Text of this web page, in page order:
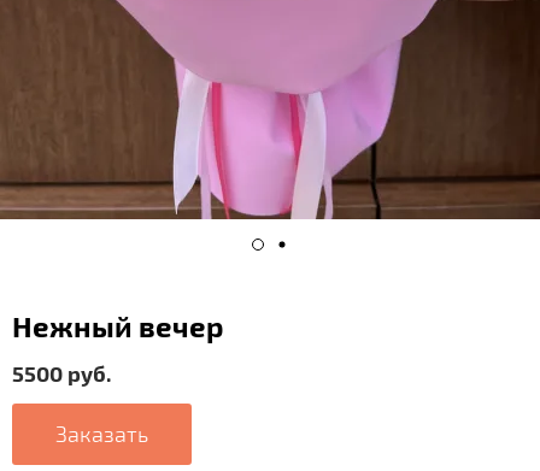
Нежный вечер
5500 руб.
Заказать